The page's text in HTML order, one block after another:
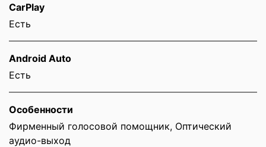
CarPlay
Есть
Android Auto
Есть
Особенности
Фирменный голосовой помощник, Оптический
аудио-выход